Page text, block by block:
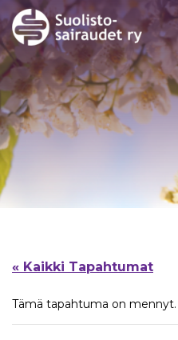
« Kaikki Tapahtumat
Tämä tapahtuma on mennyt.